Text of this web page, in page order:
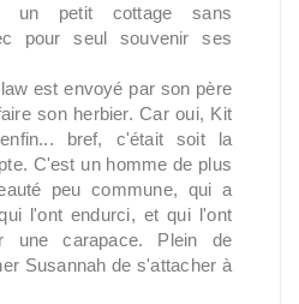
un petit cottage sans
pour seul souvenir ses
est envoyé par son père
son herbier. Car oui, Kit
bref, c'était soit la
C'est un homme de plus
peu commune, qui a
l'ont endurci, et qui l'ont
une carapace. Plein de
Susannah de s'attacher à